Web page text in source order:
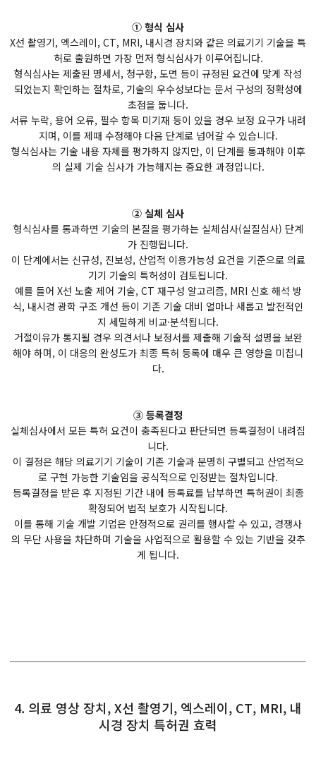
① 형식 심사
X선 촬영기, 엑스레이, CT, MRI, 내시경 장치와 같은 의료기기 기술을 특
허로 출원하면 가장 먼저 형식심사가 이루어집니다.
형식심사는 제출된 명세서, 청구항, 도면 등이 규정된 요건에 맞게 작성
되었는지 확인하는 절차로, 기술의 우수성보다는 문서 구성의 정확성에
초점을 둡니다.
서류 누락, 용어 오류, 필수 항목 미기재 등이 있을 경우 보정 요구가 내려
지며, 이를 제때 수정해야 다음 단계로 넘어갈 수 있습니다.
형식심사는 기술 내용 자체를 평가하지 않지만, 이 단계를 통과해야 이후
의 실제 기술 심사가 가능해지는 중요한 과정입니다.
② 실체 심사
형식심사를 통과하면 기술의 본질을 평가하는 실체심사(실질심사) 단계
가 진행됩니다.
이 단계에서는 신규성, 진보성, 산업적 이용가능성 요건을 기준으로 의료
기기 기술의 특허성이 검토됩니다.
예를 들어 X선 노출 제어 기술, CT 재구성 알고리즘, MRI 신호 해석 방
식, 내시경 광학 구조 개선 등이 기존 기술 대비 얼마나 새롭고 발전적인
지 세밀하게 비교·분석됩니다.
거절이유가 통지될 경우 의견서나 보정서를 제출해 기술적 설명을 보완
해야 하며, 이 대응의 완성도가 최종 특허 등록에 매우 큰 영향을 미칩니
다.
③ 등록결정
실체심사에서 모든 특허 요건이 충족된다고 판단되면 등록결정이 내려집
니다.
이 결정은 해당 의료기기 기술이 기존 기술과 분명히 구별되고 산업적으
로 구현 가능한 기술임을 공식적으로 인정받는 절차입니다.
등록결정을 받은 후 지정된 기간 내에 등록료를 납부하면 특허권이 최종
확정되어 법적 보호가 시작됩니다.
이를 통해 기술 개발 기업은 안정적으로 권리를 행사할 수 있고, 경쟁사
의 무단 사용을 차단하며 기술을 사업적으로 활용할 수 있는 기반을 갖추
게 됩니다.
4. 의료 영상 장치, X선 촬영기, 엑스레이, CT, MRI, 내
시경 장치 특허권 효력